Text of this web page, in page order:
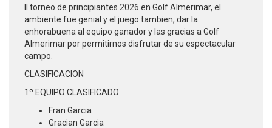
en
Golf
Almerimar
II torneo de principiantes 2026 en Golf Almerimar, el
ambiente fue genial y el juego tambien, dar la
enhorabuena al equipo ganador y las gracias a Golf
Almerimar por permitirnos disfrutar de su espectacular
campo.
CLASIFICACION
1º EQUIPO CLASIFICADO
Fran Garcia
Gracian Garcia